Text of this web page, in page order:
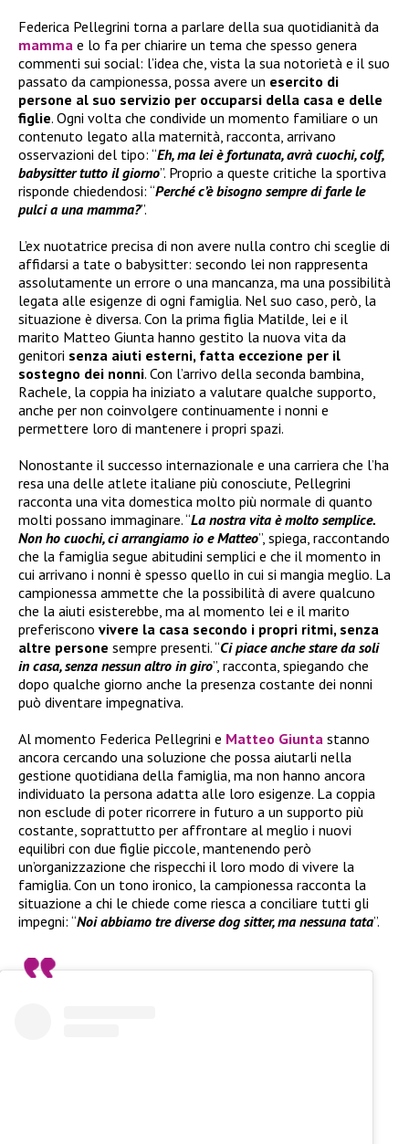
Federica Pellegrini torna a parlare della sua quotidianità da
mamma e lo fa per chiarire un tema che spesso genera
commenti sui social: l’idea che, vista la sua notorietà e il suo
passato da campionessa, possa avere un esercito di
persone al suo servizio per occuparsi della casa e delle
figlie. Ogni volta che condivide un momento familiare o un
contenuto legato alla maternità, racconta, arrivano
osservazioni del tipo: “Eh, ma lei è fortunata, avrà cuochi, colf,
babysitter tutto il giorno”. Proprio a queste critiche la sportiva
risponde chiedendosi: “Perché c’è bisogno sempre di farle le
pulci a una mamma?”.
L’ex nuotatrice precisa di non avere nulla contro chi sceglie di
affidarsi a tate o babysitter: secondo lei non rappresenta
assolutamente un errore o una mancanza, ma una possibilità
legata alle esigenze di ogni famiglia. Nel suo caso, però, la
situazione è diversa. Con la prima figlia Matilde, lei e il
marito Matteo Giunta hanno gestito la nuova vita da
genitori senza aiuti esterni, fatta eccezione per il
sostegno dei nonni. Con l’arrivo della seconda bambina,
Rachele, la coppia ha iniziato a valutare qualche supporto,
anche per non coinvolgere continuamente i nonni e
permettere loro di mantenere i propri spazi.
Nonostante il successo internazionale e una carriera che l’ha
resa una delle atlete italiane più conosciute, Pellegrini
racconta una vita domestica molto più normale di quanto
molti possano immaginare. “La nostra vita è molto semplice.
Non ho cuochi, ci arrangiamo io e Matteo”, spiega, raccontando
che la famiglia segue abitudini semplici e che il momento in
cui arrivano i nonni è spesso quello in cui si mangia meglio. La
campionessa ammette che la possibilità di avere qualcuno
che la aiuti esisterebbe, ma al momento lei e il marito
preferiscono vivere la casa secondo i propri ritmi, senza
altre persone sempre presenti. “Ci piace anche stare da soli
in casa, senza nessun altro in giro”, racconta, spiegando che
dopo qualche giorno anche la presenza costante dei nonni
può diventare impegnativa.
Al momento Federica Pellegrini e Matteo Giunta stanno
ancora cercando una soluzione che possa aiutarli nella
gestione quotidiana della famiglia, ma non hanno ancora
individuato la persona adatta alle loro esigenze. La coppia
non esclude di poter ricorrere in futuro a un supporto più
costante, soprattutto per affrontare al meglio i nuovi
equilibri con due figlie piccole, mantenendo però
un’organizzazione che rispecchi il loro modo di vivere la
famiglia. Con un tono ironico, la campionessa racconta la
situazione a chi le chiede come riesca a conciliare tutti gli
impegni: “Noi abbiamo tre diverse dog sitter, ma nessuna tata”.